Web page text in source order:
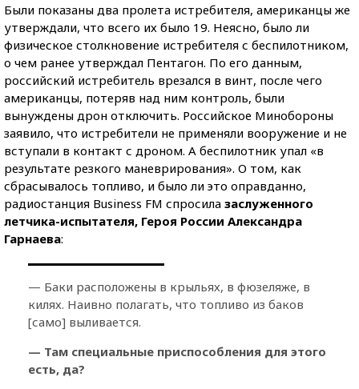
Были показаны два пролета истребителя, американцы же
утверждали, что всего их было 19. Неясно, было ли
физическое столкновение истребителя с беспилотником,
о чем ранее утверждал Пентагон. По его данным,
российский истребитель врезался в винт, после чего
американцы, потеряв над ним контроль, были
вынуждены дрон отключить. Российское Минобороны
заявило, что истребители не применяли вооружение и не
вступали в контакт с дроном. А беспилотник упал «в
результате резкого маневрирования». О том, как
сбрасывалось топливо, и было ли это оправданно,
радиостанция Business FM спросила заслуженного
летчика-испытателя, Героя России Александра
Гарнаева:
— Баки расположены в крыльях, в фюзеляже, в
килях. Наивно полагать, что топливо из баков
[само] выливается.
— Там специальные приспособления для этого
есть, да?